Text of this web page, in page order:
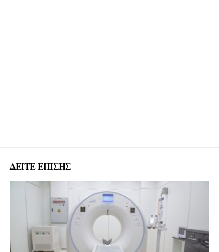
ΔΕΙΤΕ ΕΠΙΣΗΣ